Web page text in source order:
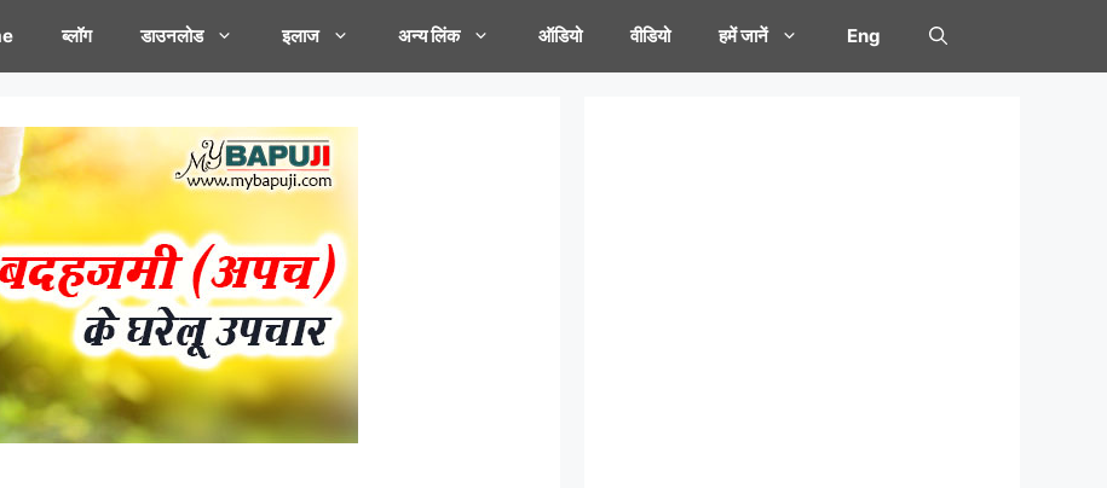
ब्लॉग डाउनलोड इलाज अन्य लिंक ऑडियो वीडियो हमें जानें Eng